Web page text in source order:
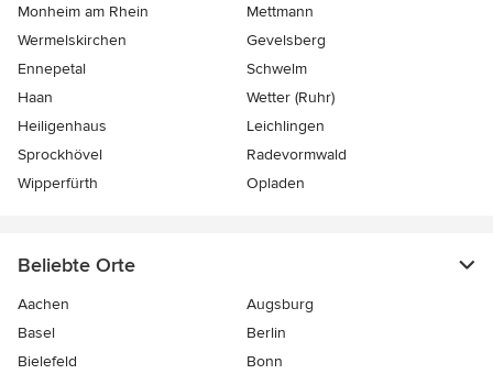
Monheim am Rhein
Mettmann
Wermelskirchen
Gevelsberg
Ennepetal
Schwelm
Haan
Wetter (Ruhr)
Heiligenhaus
Leichlingen
Sprockhövel
Radevormwald
Wipperfürth
Opladen
Beliebte Orte
Aachen
Augsburg
Basel
Berlin
Bielefeld
Bonn